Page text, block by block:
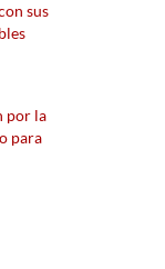
sus
por la
para